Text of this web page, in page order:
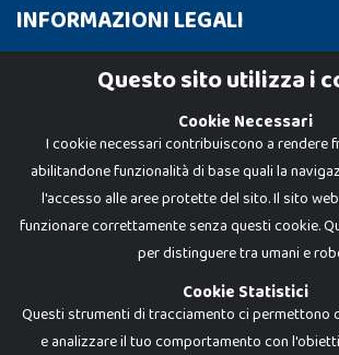
INFORMAZIONI LEGALI
Cookie PolicyQuesto sito utilizza i
Cookie Necessari
I cookie necessari contribuiscono a rendere
abilitandone funzionalità di base quali la
l'accesso alle aree protette del sito. Il sito
funzionare correttamente senza questi cookie.
per distinguere tra umani e
Cookie Statistici
Questi strumenti di tracciamento ci permettono
e analizzare il tuo comportamento con